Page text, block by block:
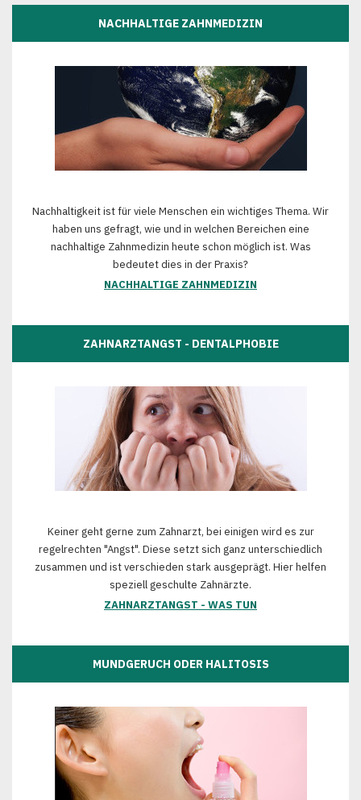
NACHHALTIGE ZAHNMEDIZIN
Nachhaltigkeit ist für viele Menschen ein wichtiges Thema. Wir
haben uns gefragt, wie und in welchen Bereichen eine
nachhaltige Zahnmedizin heute schon möglich ist. Was
bedeutet dies in der Praxis?
NACHHALTIGE ZAHNMEDIZIN
ZAHNARZTANGST - DENTALPHOBIE
Keiner geht gerne zum Zahnarzt, bei einigen wird es zur
regelrechten "Angst". Diese setzt sich ganz unterschiedlich
zusammen und ist verschieden stark ausgeprägt. Hier helfen
speziell geschulte Zahnärzte.
ZAHNARZTANGST - WAS TUN
MUNDGERUCH ODER HALITOSIS